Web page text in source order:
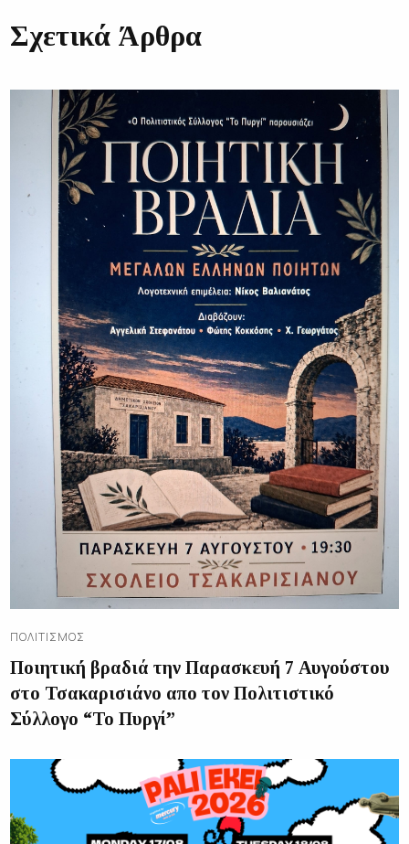
Σχετικά Άρθρα
ΠΟΛΙΤΙΣΜΌΣ
Ποιητική βραδιά την Παρασκευή 7 Αυγούστου
στο Τσακαρισιάνο απο τον Πολιτιστικό
Σύλλογο “Το Πυργί”